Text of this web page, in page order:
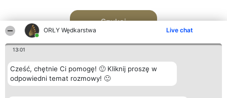
ORŁY Wędkarstwa Live chat
13:01
Cześć, chętnie Ci pomogę! 🙂 Kliknij proszę w
odpowiedni temat rozmowy! 🙂
Szukaj
Organizator plebiscytu Plebiscyt Kontakt